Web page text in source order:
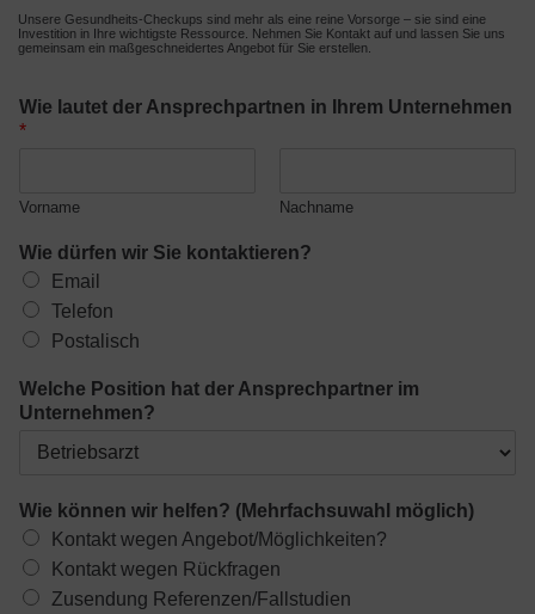
Unsere Gesundheits-Checkups sind mehr als eine reine Vorsorge – sie sind eine
Investition in Ihre wichtigste Ressource. Nehmen Sie Kontakt auf und lassen Sie uns
gemeinsam ein maßgeschneidertes Angebot für Sie erstellen.
Wie lautet der Ansprechpartnen in Ihrem Unternehmen
*
Vorname Nachname
Wie dürfen wir Sie kontaktieren?
Email
Telefon
Postalisch
U
n
t
e
h
m
e
Welche Position hat der Ansprechpartner im
Unternehmen?
Wie können wir helfen? (Mehrfachsuwahl möglich)
Kontakt wegen Angebot/Möglichkeiten?
Kontakt wegen Rückfragen
Zusendung Referenzen/Fallstudien